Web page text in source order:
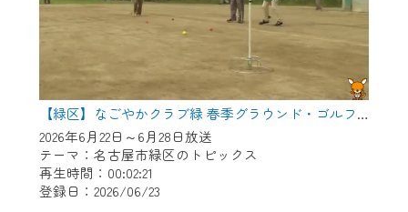
【緑区】なごやかクラブ緑 春季グラウンド・ゴルフ大会
2026年6月22日～6月28日放送
テーマ：名古屋市緑区のトピックス
再生時間：00:02:21
登録日：2026/06/23